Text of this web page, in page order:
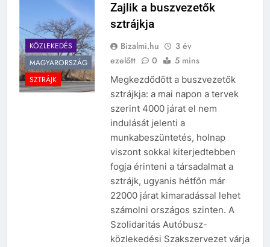
KÖZLEKEDÉS
MAGYARORSZÁG
SZTRÁJK
Zajlik a buszvezetők
sztrájkja
Bizalmi.hu
3 év
ezelőtt
0 5 mins
Megkezdődött a buszvezetők
sztrájkja: a mai napon a tervek
szerint 4000 járat el nem
indulását jelenti a
munkabeszüntetés, holnap
viszont sokkal kiterjedtebben
fogja érinteni a társadalmat a
sztrájk, ugyanis hétfőn már
22000 járat kimaradással lehet
számolni országos szinten. A
Szolidaritás Autóbusz-
közlekedési Szakszervezet várja